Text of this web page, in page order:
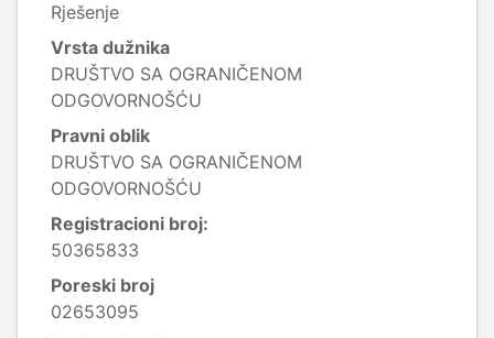
Rješenje
Vrsta dužnika
DRUŠTVO SA OGRANIČENOM
ODGOVORNOŠĆU
Pravni oblik
DRUŠTVO SA OGRANIČENOM
ODGOVORNOŠĆU
Registracioni broj:
50365833
Poreski broj
02653095